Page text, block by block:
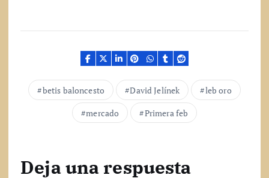
a
.
betis baloncesto David Jelínek
leb oro
mercado
Primera feb
Deja una respuesta